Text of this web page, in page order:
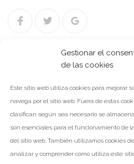
Gestionar el
de las cookies
Este sitio web utiliza cookies para mejorar
navega por el sitio web. Fuera de estas
clasifican según sea necesario se
son esenciales para el funcionamiento de
del sitio web. También utilizamos cookies
analizar y comprender cómo utiliza este
de
entradas
NOTICIA ANTERIOR